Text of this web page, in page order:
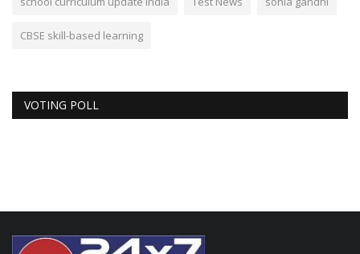
CBSE skill-based learning
VOTING POLL